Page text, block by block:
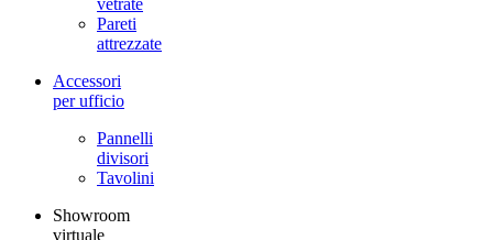
Pareti
attrezzate
Accessori
per ufficio
Pannelli
divisori
Tavolini
Showroom
virtuale